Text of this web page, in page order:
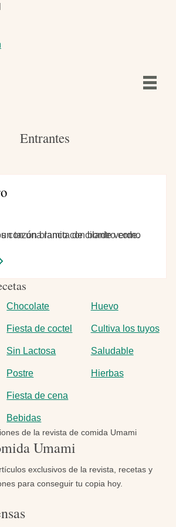
Entrantes
Chocolate
Fiesta de coctel
Sin Lactosa
Postre
Fiesta de cena
Bebidas
Huevo
Cultiva los tuyos
Saludable
Hierbas
Umami
exclusivos de la revista, recetas y
para conseguir tu copia hoy.